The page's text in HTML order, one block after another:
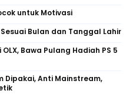
untuk Motivasi
Bulan dan Tanggal Lahir
Bawa Pulang Hadiah PS 5
Dipakai, Anti Mainstream,